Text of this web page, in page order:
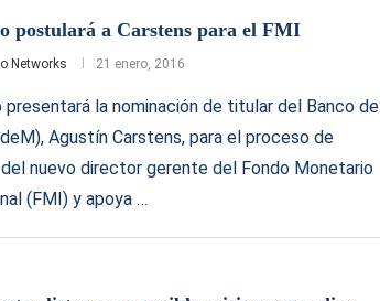
postulará a Carstens para el FMI
Networks 21 enero, 2016
presentará la nominación de titular del Banco de
Agustín Carstens, para el proceso de
nuevo director gerente del Fondo Monetario
(FMI) y apoya …